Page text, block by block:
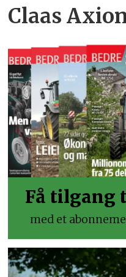
Claas
Få tilgang
med et